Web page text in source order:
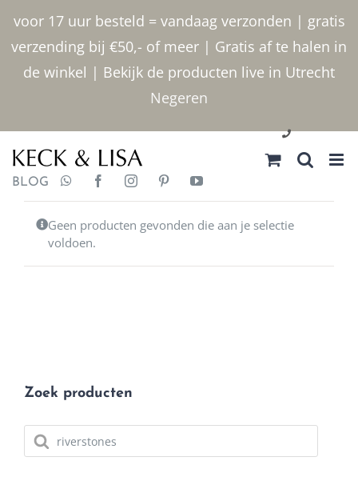
voor 17 uur besteld = vandaag verzonden | gratis
verzending bij €50,- of meer | Gratis af te halen in
de winkel | Bekijk de producten live in Utrecht
Negeren
inhoud
030 2400000
BLOG
Geen producten gevonden die aan je selectie
voldoen.
Zoek producten
Producten
zoeken